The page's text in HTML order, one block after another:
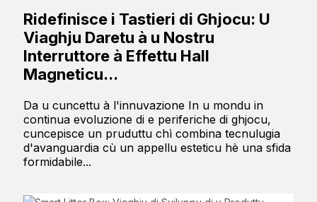
Ridefinisce i Tastieri di Ghjocu: U
Viaghju Daretu à u Nostru
Interruttore à Effettu Hall
Magneticu...
Da u cuncettu à l'innuvazione In u mondu in
continua evoluzione di e periferiche di ghjocu,
cuncepisce un pruduttu chì combina tecnulugia
d'avanguardia cù un appellu esteticu hè una sfida
formidabile...